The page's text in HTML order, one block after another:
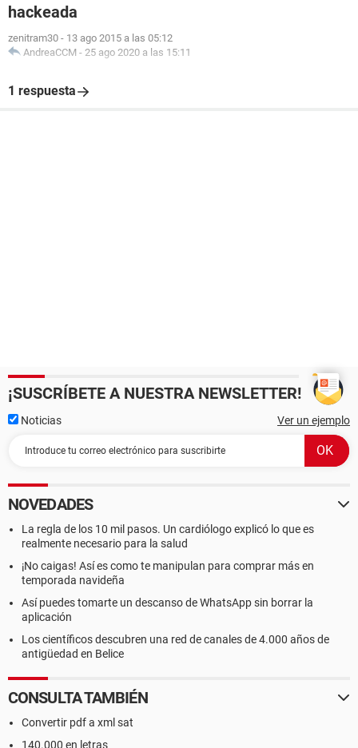
hackeada
zenitram30 - 13 ago 2015 a las 05:12
AndreaCCM - 25 ago 2020 a las 15:11
1 respuesta
¡SUSCRÍBETE A NUESTRA NEWSLETTER!
Noticias Ver un ejemplo
NOVEDADES
La regla de los 10 mil pasos. Un cardiólogo explicó lo que es
realmente necesario para la salud
¡No caigas! Así es como te manipulan para comprar más en
temporada navideña
Así puedes tomarte un descanso de WhatsApp sin borrar la
aplicación
Los científicos descubren una red de canales de 4.000 años de
antigüedad en Belice
CONSULTA TAMBIÉN
Convertir pdf a xml sat
140.000 en letras